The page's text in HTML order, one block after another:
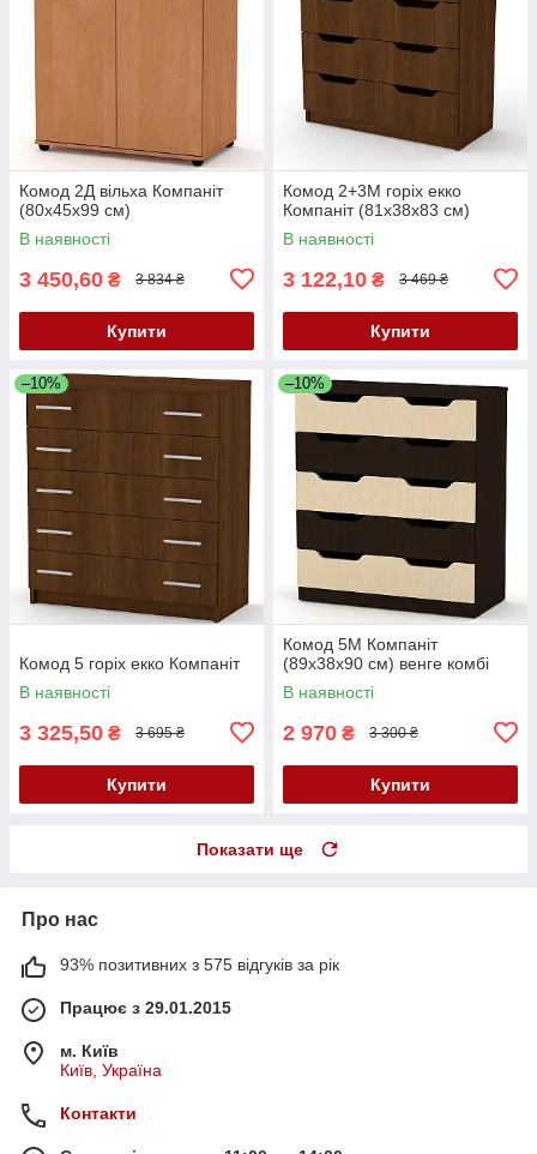
Комод 2Д вільха Компаніт
(80х45х99 см)
В наявності
3 450,60 ₴ 3 834 ₴
Купити
Комод 2+3М горіх екко
Компаніт (81х38х83 см)
В наявності
3 122,10 ₴ 3 469 ₴
Купити
–10%
Комод 5 горіх екко Компаніт
В наявності
3 325,50 ₴ 3 695 ₴
Купити
–10%
Комод 5М Компаніт
(89х38х90 см) венге комбі
В наявності
2 970 ₴ 3 300 ₴
Купити
Показати ще
Про нас
93% позитивних з 575 відгуків за рік
Працює з 29.01.2015
м. Київ
Київ, Україна
Контакти